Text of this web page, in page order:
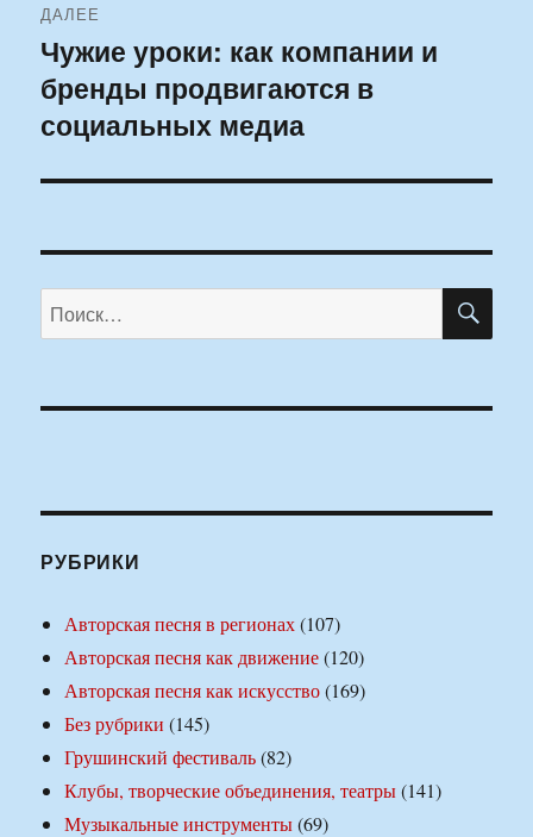
ДАЛЕЕ
Следующая
запись:
Чужие уроки: как компании и
бренды продвигаются в
социальных медиа
Искать:
РУБРИКИ
Авторская песня в регионах(107)
Авторская песня как движение(120)
Авторская песня как искусство(169)
Без рубрики (145)
Грушинский фестиваль(82)
Клубы, творческие объединения, театры(141)
Музыкальные инструменты(69)